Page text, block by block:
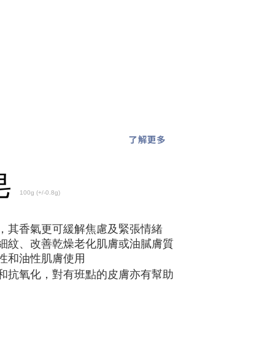
了解更多
100g (+/-0.8g)
其香氣更可緩解焦慮及緊張情緒
紋、改善乾燥老化肌膚或油膩膚質
和油性肌膚使用
抗氧化， 對有班點的皮膚亦有幫助